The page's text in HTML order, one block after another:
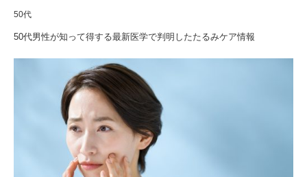
50代
50代男性が知って得する最新医学で判明したたるみケア情報